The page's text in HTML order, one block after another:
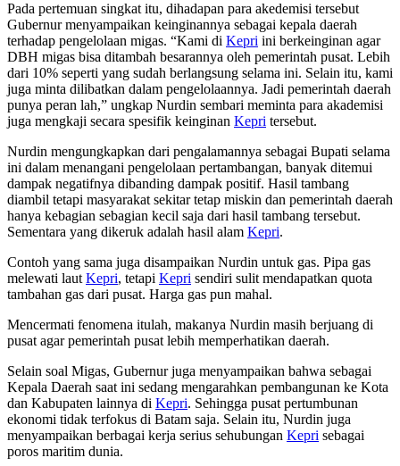
Pada pertemuan singkat itu, dihadapan para akedemisi tersebut
Gubernur menyampaikan keinginannya sebagai kepala daerah
terhadap pengelolaan migas. “Kami di Kepri ini berkeinginan agar
DBH migas bisa ditambah besarannya oleh pemerintah pusat. Lebih
dari 10% seperti yang sudah berlangsung selama ini. Selain itu, kami
juga minta dilibatkan dalam pengelolaannya. Jadi pemerintah daerah
punya peran lah,” ungkap Nurdin sembari meminta para akademisi
juga mengkaji secara spesifik keinginan Kepri tersebut.
Nurdin mengungkapkan dari pengalamannya sebagai Bupati selama
ini dalam menangani pengelolaan pertambangan, banyak ditemui
dampak negatifnya dibanding dampak positif. Hasil tambang
diambil tetapi masyarakat sekitar tetap miskin dan pemerintah daerah
hanya kebagian sebagian kecil saja dari hasil tambang tersebut.
Sementara yang dikeruk adalah hasil alam Kepri.
Contoh yang sama juga disampaikan Nurdin untuk gas. Pipa gas
melewati laut Kepri, tetapi Kepri sendiri sulit mendapatkan quota
tambahan gas dari pusat. Harga gas pun mahal.
Mencermati fenomena itulah, makanya Nurdin masih berjuang di
pusat agar pemerintah pusat lebih memperhatikan daerah.
Selain soal Migas, Gubernur juga menyampaikan bahwa sebagai
Kepala Daerah saat ini sedang mengarahkan pembangunan ke Kota
dan Kabupaten lainnya di Kepri. Sehingga pusat pertumbunan
ekonomi tidak terfokus di Batam saja. Selain itu, Nurdin juga
menyampaikan berbagai kerja serius sehubungan Kepri sebagai
poros maritim dunia.